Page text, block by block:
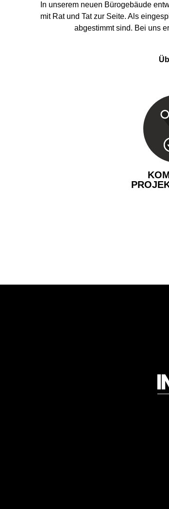
In unserem neuen Bürogebäude
mit Rat und Tat zur Seite. Als
abgestimmt sind. Bei uns